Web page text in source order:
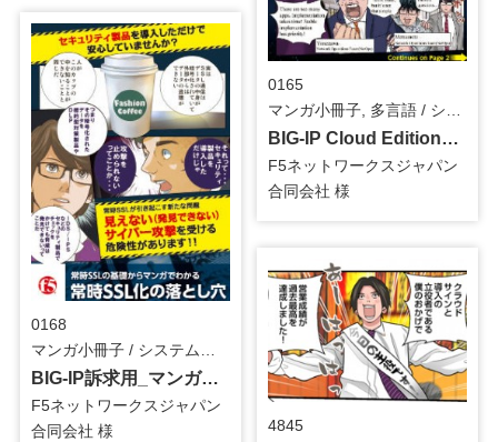
0165
マンガ小冊子, 多言語 / システム・ツール
BIG-IP Cloud Edition訴求用_マンガ小冊子（日本語・英語）
F5ネットワークスジャパン
合同会社 様
0168
マンガ小冊子 / システム・ツール
BIG-IP訴求用_マンガ小冊子
F5ネットワークスジャパン
合同会社 様
4845